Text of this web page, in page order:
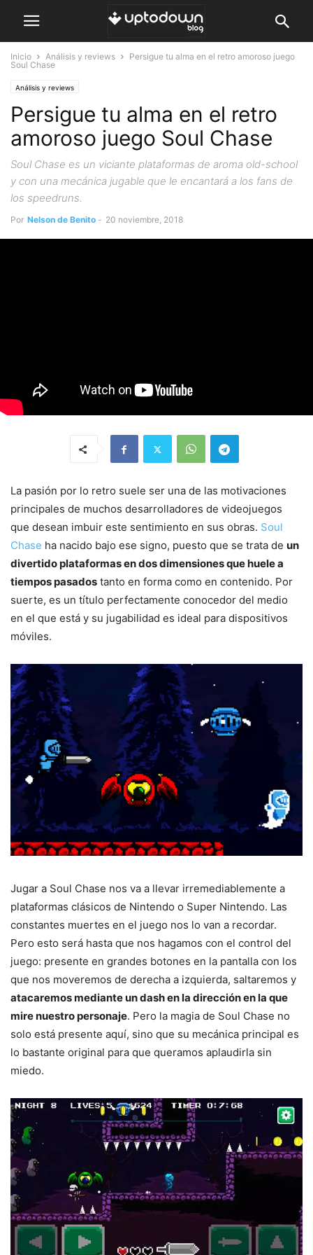
Inicio Análisis y reviews
Persigue tu alma en el retro amoroso juego
Soul Chase
Análisis y reviews
Persigue tu alma en el retro
amoroso juego Soul Chase
Soul Chase es un viciante plataformas de aroma old-school
y con una mecánica jugable que le encantará a los fans de
los speedruns.
Por Nelson de Benito - 20 noviembre, 2018
La pasión por lo retro suele ser una de las motivaciones
principales de muchos desarrolladores de videojuegos
que desean imbuir este sentimiento en sus obras. Soul
Chase ha nacido bajo ese signo, puesto que se trata de un
divertido plataformas en dos dimensiones que huele a
tiempos pasados tanto en forma como en contenido. Por
suerte, es un título perfectamente conocedor del medio
en el que está y su jugabilidad es ideal para dispositivos
móviles.
Jugar a Soul Chase nos va a llevar irremediablemente a
plataformas clásicos de Nintendo o Super Nintendo. Las
constantes muertes en el juego nos lo van a recordar.
Pero esto será hasta que nos hagamos con el control del
juego: presente en grandes botones en la pantalla con los
que nos moveremos de derecha a izquierda, saltaremos y
atacaremos mediante un dash en la dirección en la que
mire nuestro personaje. Pero la magia de Soul Chase no
solo está presente aquí, sino que su mecánica principal es
lo bastante original para que queramos aplaudirla sin
miedo.